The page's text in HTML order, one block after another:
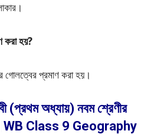
করা হয়?
গোলত্বের প্রমাণ করা হয়।
(প্রথম অধ্যায়) নবম শ্রেণীর
WB Class 9 Geography